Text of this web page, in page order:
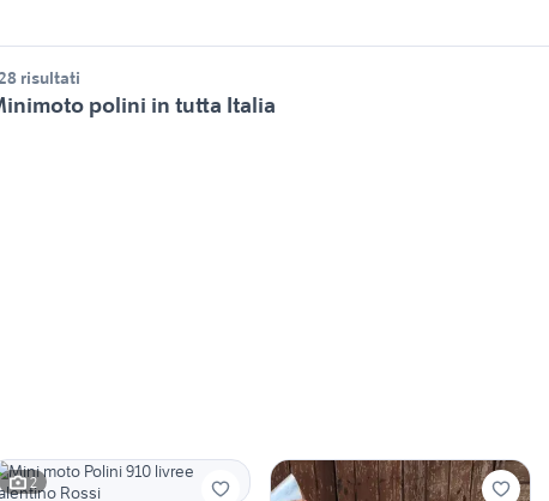
risultati
polini in tutta Italia
2